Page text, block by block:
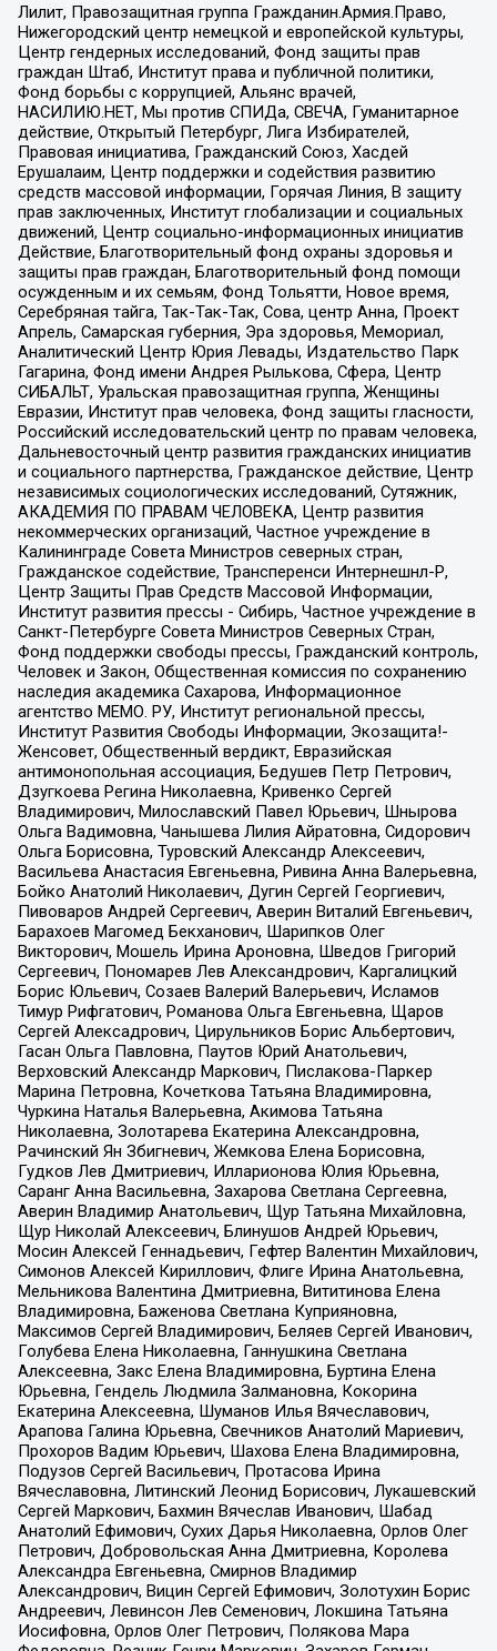
Лилит, Правозащитная группа Гражданин.Армия.Право,
Нижегородский центр немецкой и европейской культуры,
Центр гендерных исследований, Фонд защиты прав
граждан Штаб, Институт права и публичной политики,
Фонд борьбы с коррупцией, Альянс врачей,
НАСИЛИЮ.НЕТ, Мы против СПИДа, СВЕЧА, Гуманитарное
действие, Открытый Петербург, Лига Избирателей,
Правовая инициатива, Гражданский Союз, Хасдей
Ерушалаим, Центр поддержки и содействия развитию
средств массовой информации, Горячая Линия, В защиту
прав заключенных, Институт глобализации и социальных
движений, Центр социально-информационных инициатив
Действие, Благотворительный фонд охраны здоровья и
защиты прав граждан, Благотворительный фонд помощи
осужденным и их семьям, Фонд Тольятти, Новое время,
Серебряная тайга, Так-Так-Так, Сова, центр Анна, Проект
Апрель, Самарская губерния, Эра здоровья, Мемориал,
Аналитический Центр Юрия Левады, Издательство Парк
Гагарина, Фонд имени Андрея Рылькова, Сфера, Центр
СИБАЛЬТ, Уральская правозащитная группа, Женщины
Евразии, Институт прав человека, Фонд защиты гласности,
Российский исследовательский центр по правам человека,
Дальневосточный центр развития гражданских инициатив
и социального партнерства, Гражданское действие, Центр
независимых социологических исследований, Сутяжник,
АКАДЕМИЯ ПО ПРАВАМ ЧЕЛОВЕКА, Центр развития
некоммерческих организаций, Частное учреждение в
Калининграде Совета Министров северных стран,
Гражданское содействие, Трансперенси Интернешнл-Р,
Центр Защиты Прав Средств Массовой Информации,
Институт развития прессы - Сибирь, Частное учреждение в
Санкт-Петербурге Совета Министров Северных Стран,
Фонд поддержки свободы прессы, Гражданский контроль,
Человек и Закон, Общественная комиссия по сохранению
наследия академика Сахарова, Информационное
агентство МЕМО. РУ, Институт региональной прессы,
Институт Развития Свободы Информации, Экозащита!-
Женсовет, Общественный вердикт, Евразийская
антимонопольная ассоциация, Бедушев Петр Петрович,
Дзугкоева Регина Николаевна, Кривенко Сергей
Владимирович, Милославский Павел Юрьевич, Шнырова
Ольга Вадимовна, Чанышева Лилия Айратовна, Сидорович
Ольга Борисовна, Туровский Александр Алексеевич,
Васильева Анастасия Евгеньевна, Ривина Анна Валерьевна,
Бойко Анатолий Николаевич, Дугин Сергей Георгиевич,
Пивоваров Андрей Сергеевич, Аверин Виталий Евгеньевич,
Барахоев Магомед Бекханович, Шарипков Олег
Викторович, Мошель Ирина Ароновна, Шведов Григорий
Сергеевич, Пономарев Лев Александрович, Каргалицкий
Борис Юльевич, Созаев Валерий Валерьевич, Исламов
Тимур Рифгатович, Романова Ольга Евгеньевна, Щаров
Сергей Алексадрович, Цирульников Борис Альбертович,
Гасан Ольга Павловна, Паутов Юрий Анатольевич,
Верховский Александр Маркович, Пислакова-Паркер
Марина Петровна, Кочеткова Татьяна Владимировна,
Чуркина Наталья Валерьевна, Акимова Татьяна
Николаевна, Золотарева Екатерина Александровна,
Рачинский Ян Збигневич, Жемкова Елена Борисовна,
Гудков Лев Дмитриевич, Илларионова Юлия Юрьевна,
Саранг Анна Васильевна, Захарова Светлана Сергеевна,
Аверин Владимир Анатольевич, Щур Татьяна Михайловна,
Щур Николай Алексеевич, Блинушов Андрей Юрьевич,
Мосин Алексей Геннадьевич, Гефтер Валентин Михайлович,
Симонов Алексей Кириллович, Флиге Ирина Анатольевна,
Мельникова Валентина Дмитриевна, Вититинова Елена
Владимировна, Баженова Светлана Куприяновна,
Максимов Сергей Владимирович, Беляев Сергей Иванович,
Голубева Елена Николаевна, Ганнушкина Светлана
Алексеевна, Закс Елена Владимировна, Буртина Елена
Юрьевна, Гендель Людмила Залмановна, Кокорина
Екатерина Алексеевна, Шуманов Илья Вячеславович,
Арапова Галина Юрьевна, Свечников Анатолий Мариевич,
Прохоров Вадим Юрьевич, Шахова Елена Владимировна,
Подузов Сергей Васильевич, Протасова Ирина
Вячеславовна, Литинский Леонид Борисович, Лукашевский
Сергей Маркович, Бахмин Вячеслав Иванович, Шабад
Анатолий Ефимович, Сухих Дарья Николаевна, Орлов Олег
Петрович, Добровольская Анна Дмитриевна, Королева
Александра Евгеньевна, Смирнов Владимир
Александрович, Вицин Сергей Ефимович, Золотухин Борис
Андреевич, Левинсон Лев Семенович, Локшина Татьяна
Иосифовна, Орлов Олег Петрович, Полякова Мара